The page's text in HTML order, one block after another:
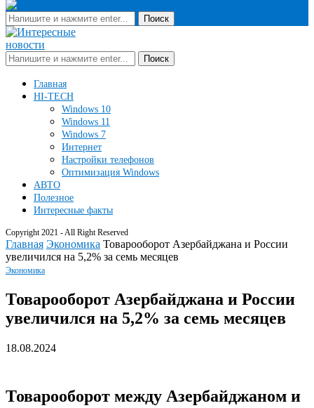
Поиск
Поиск
Главная
HI-TECH
Windows 10
Windows 11
Windows 7
Интернет
Настройки телефонов
Оптимизация Windows
АВТО
Полезное
Интересные факты
Copyright 2021 - All Right Reserved
Главная Экономика Товарооборот Азербайджана и России
увеличился на 5,2% за семь месяцев
Экономика
Товарооборот Азербайджана и России
увеличился на 5,2% за семь месяцев
18.08.2024
Товарооборот между Азербайджаном и